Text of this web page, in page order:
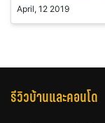
April, 12 2019
รีวิวบ้านและคอนโด